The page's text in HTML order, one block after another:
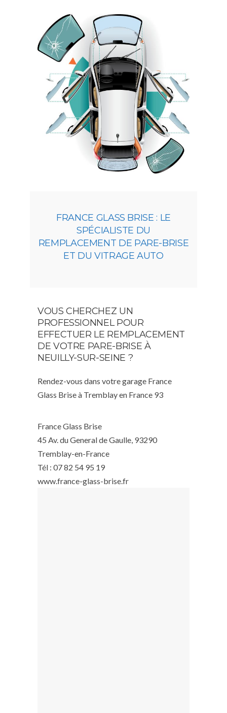
FRANCE GLASS BRISE : LE
SPÉCIALISTE DU
REMPLACEMENT DE PARE-BRISE
ET DU VITRAGE AUTO
VOUS CHERCHEZ UN
PROFESSIONNEL POUR
EFFECTUER LE REMPLACEMENT
DE VOTRE PARE-BRISE À
NEUILLY-SUR-SEINE ?
Rendez-vous dans votre garage France
Glass Brise à Tremblay en France 93
France Glass Brise
45 Av. du General de Gaulle, 93290
Tremblay-en-France
Tél : 07 82 54 95 19
www.france-glass-brise.fr